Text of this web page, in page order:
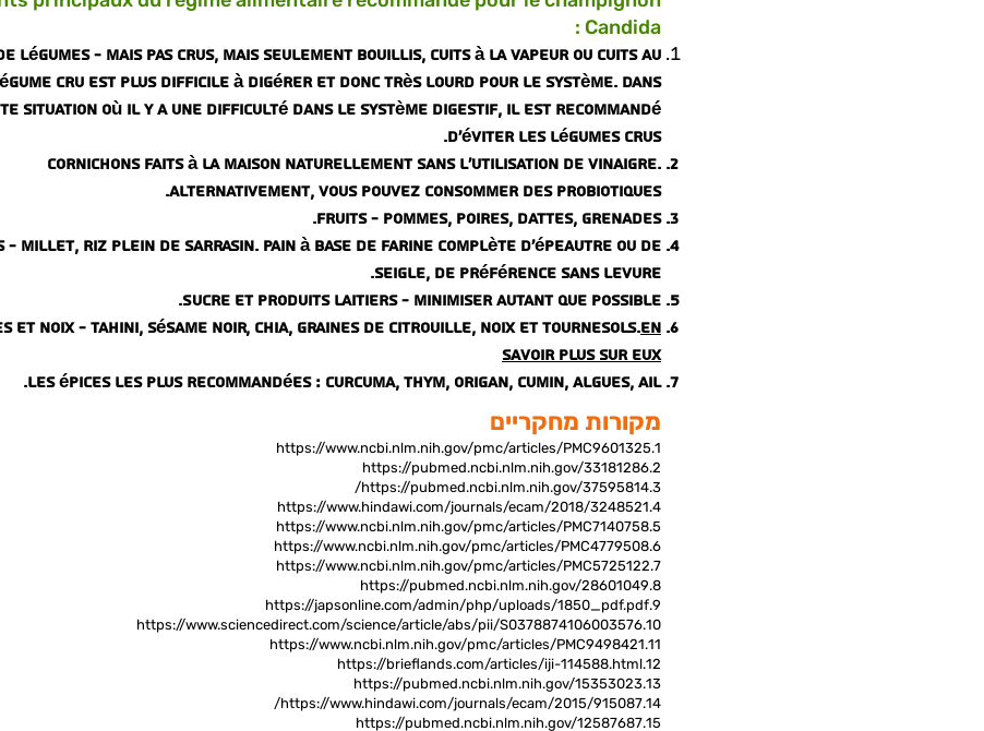
Candida :
légumes - mais pas crus, mais seulement bouillis, cuits à la vapeur ou cuits au
cru est plus difficile à digérer et donc très lourd pour le système. Dans
situation où il y a une difficulté dans le système digestif, il est recommandé
d'éviter les légumes crus.
cornichons faits à la maison naturellement sans l'utilisation de vinaigre.
Alternativement, vous pouvez consommer des probiotiques.
Fruits - pommes, poires, dattes, grenades.
- millet, riz plein de sarrasin. Pain à base de farine complète d'épeautre ou de
seigle, de préférence sans levure.
Sucre et produits laitiers - minimiser autant que possible.
et noix - tahini, sésame noir, chia, graines de citrouille, noix et tournesols.En
savoir plus sur eux
Les épices les plus recommandées : curcuma, thym, origan, cumin, algues, ail.
מקורות מחקריים
1.https://www.ncbi.nlm.nih.gov/pmc/articles/PMC9601325
2.https://pubmed.ncbi.nlm.
nih.gov/33181286
3.
https://pubmed.ncbi.nlm.nih.gov/37595814/
4.https://www.
hindawi.com/journals/ecam/2018/3248521
5.
https://www.ncbi.nlm.nih.gov/pmc/articles/PMC7140758
6.
https://www.ncbi.nlm.nih.gov/pmc/articles/PMC4779508
7.https://www.ncbi.nlm.nih.gov/pmc/articles/PMC5725122
8.
https://pubmed.ncbi.nlm.nih.gov/28601049
9.
https://japsonline.com/admin/php/uploads/1850_pdf.pdf
10.
https://www.sciencedirect.com/science/article/abs/pii/S0378874106003576
11.
https://www.ncbi.nlm.nih.gov/pmc/articles/PMC9498421
12.
https://brieflands.com/articles/iji-114588.html
13.
https://pubmed.ncbi.nlm.nih.gov/15353023
14.
https://www.hindawi.com/journals/ecam/2015/915087/
15.
https://pubmed.ncbi.nlm.nih.gov/12587687